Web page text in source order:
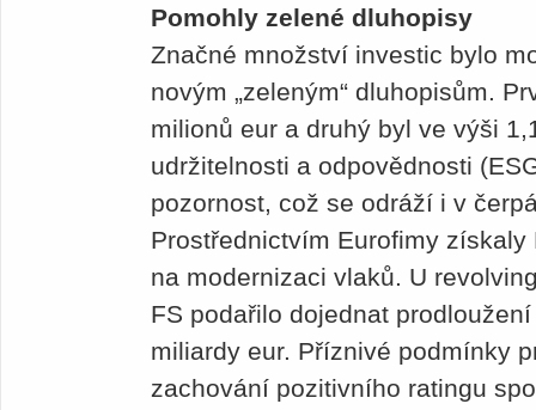
Pomohly zelené dluhopisy
Značné množství investic bylo
novým „zeleným“ dluhopisům.
milionů eur a druhý byl ve výši
udržitelnosti a odpovědnosti
pozornost, což se odráží i v
Prostřednictvím Eurofimy
na modernizaci vlaků. U
FS podařilo dojednat
miliardy eur. Pří­znivé podmínky
zachování pozitivního ratingu